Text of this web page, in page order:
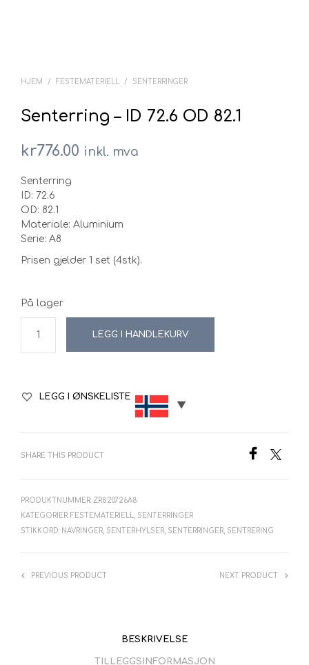
HJEM / FESTEMATERIELL / SENTERRINGER
Senterring – ID 72.6 OD 82.1
kr776.00 inkl. mva
Senterring
ID: 72.6
OD: 82.1
Materiale: Aluminium
Serie: A8
Prisen gjelder 1 set (4stk).
På lager
LEGG I HANDLEKURV
LEGG I ØNSKELISTE
SHARE THIS PRODUCT
PRODUKTNUMMER: ZR820726A8
KATEGORIER: FESTEMATERIELL
SENTERRINGER
STIKKORD: NAVRINGER SENTERHYLSER SENTERRINGER SENTRERING
PREVIOUS PRODUCT NEXT PRODUCT
BESKRIVELSE
TILLEGGSINFORMASJON